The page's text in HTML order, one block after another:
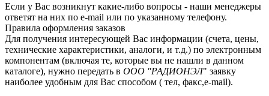
Если у Вас возникнут какие-либо вопросы - наши менеджеры
ответят на них по e-mail или по указанному телефону.
Правила оформления заказов
Для получения интересующей Вас информации (счета, цены,
технические характеристики, аналоги, и т.д.) по электронным
компонентам (включая те, которые вы не нашли в данном
каталоге), нужно передать в ООО "РАДИОНЭЛ" заявку
наиболее удобным для Вас способом ( тел, факс,e-mail).